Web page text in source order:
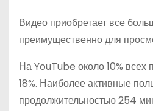
Видео приобретает все
преимущественно для
На YouTube около 10% всех
18%. Наиболее активные
продолжительностью 254